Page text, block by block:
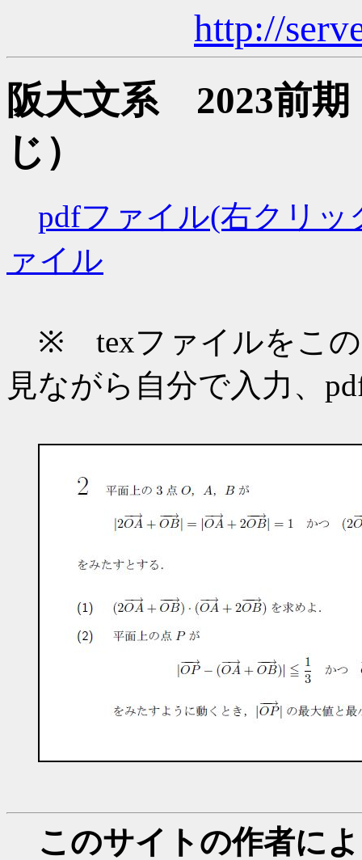
http://
阪大文系 2023前
じ）
pdfファイル(右クリ
ァイル
※ texファイルをこの
見ながら自分で入力、
このサイトの作者に